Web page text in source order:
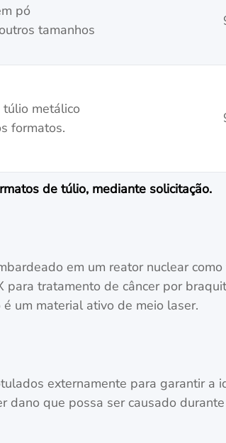
pó
tamanhos
metálico
formatos.
de túlio, mediante solicitação.
em um reator nuclear
tratamento de câncer por
um material ativo de meio laser.
externamente para garantir a
que possa ser causado